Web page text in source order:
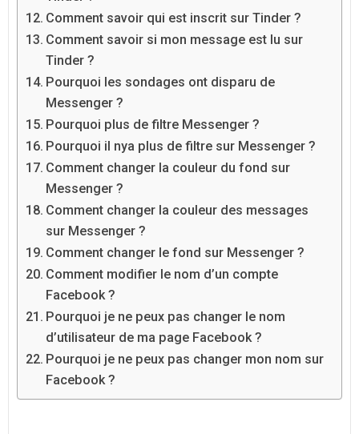
Comment savoir qui est inscrit sur Tinder ?
Comment savoir si mon message est lu sur
Tinder ?
Pourquoi les sondages ont disparu de
Messenger ?
Pourquoi plus de filtre Messenger ?
Pourquoi il nya plus de filtre sur Messenger ?
Comment changer la couleur du fond sur
Messenger ?
Comment changer la couleur des messages
sur Messenger ?
Comment changer le fond sur Messenger ?
Comment modifier le nom d’un compte
Facebook ?
Pourquoi je ne peux pas changer le nom
d’utilisateur de ma page Facebook ?
Pourquoi je ne peux pas changer mon nom sur
Facebook ?